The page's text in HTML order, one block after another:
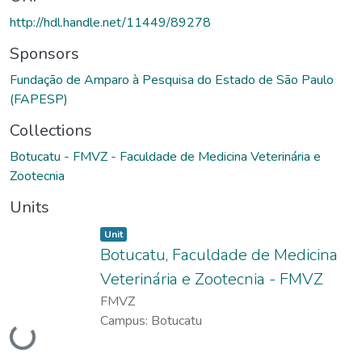
regions of hyperplastic prostate. Key words: Prostate, dog,
hyperplasia, immunohistochemistry, morphometry.
http://hdl.handle.net/11449/89278
Sponsors
Fundação de Amparo à Pesquisa do Estado de São Paulo
(FAPESP)
Collections
Botucatu - FMVZ - Faculdade de Medicina Veterinária e
Zootecnia
Units
Loading...
Item type:
Unit ,
Botucatu, Faculdade de Medicina
Veterinária e Zootecnia - FMVZ
FMVZ
Campus: Botucatu